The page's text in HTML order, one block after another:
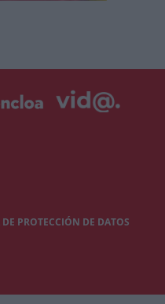
PROTECCIÓN DE DATOS